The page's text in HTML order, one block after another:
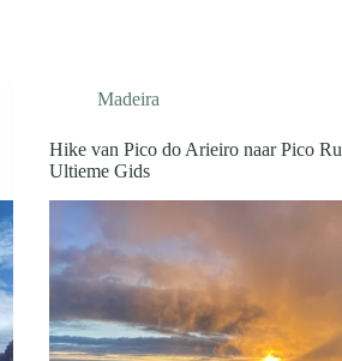
Madeira
Hike van Pico do Arieiro naar Pico
Ultieme Gids